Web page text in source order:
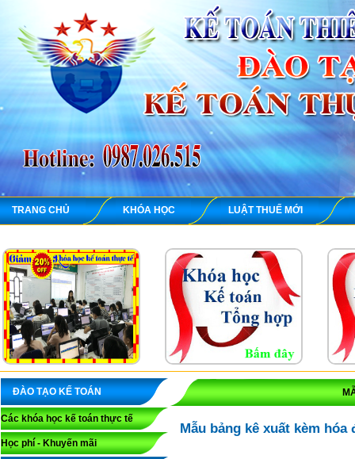
TRANG CHỦ KHÓA HỌC LUẬT THUẾ MỚI
ĐÀO TẠO KẾ TOÁN
Các khóa học kế toán thực tế
Học phí - Khuyến mãi
Mẫu bảng kê xuất kèm